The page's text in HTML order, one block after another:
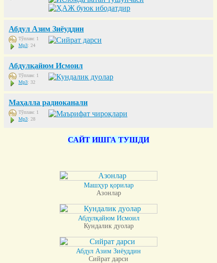
Абдул Азим Зиёуддин
Тўплам: 1
Mp3: 24
Абдулқайюм Исмоил
Тўплам: 1
Mp3: 32
Маҳалла радиоканали
Тўплам: 1
Mp3: 28
САЙТ ИШГА ТУШДИ
Машҳур қорилар
Азонлар
Абдулқайюм Исмоил
Кундалик дуолар
Абдул Азим Зиёуддин
Сийрат дарси